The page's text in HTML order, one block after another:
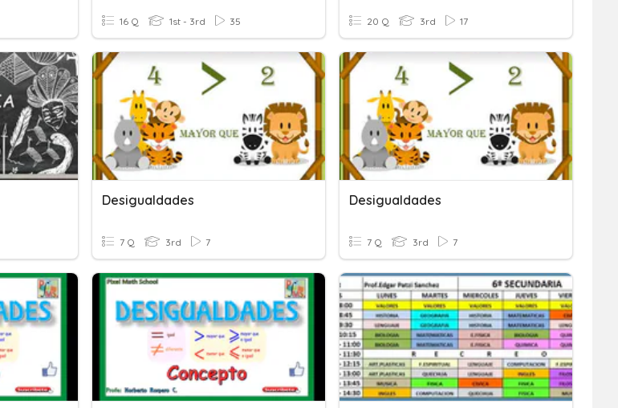
16 Q 1st - 3rd 35 20 Q 3rd 17
Desigualdades
7 Q 3rd 7
Desigualdades
7 Q 3rd 7